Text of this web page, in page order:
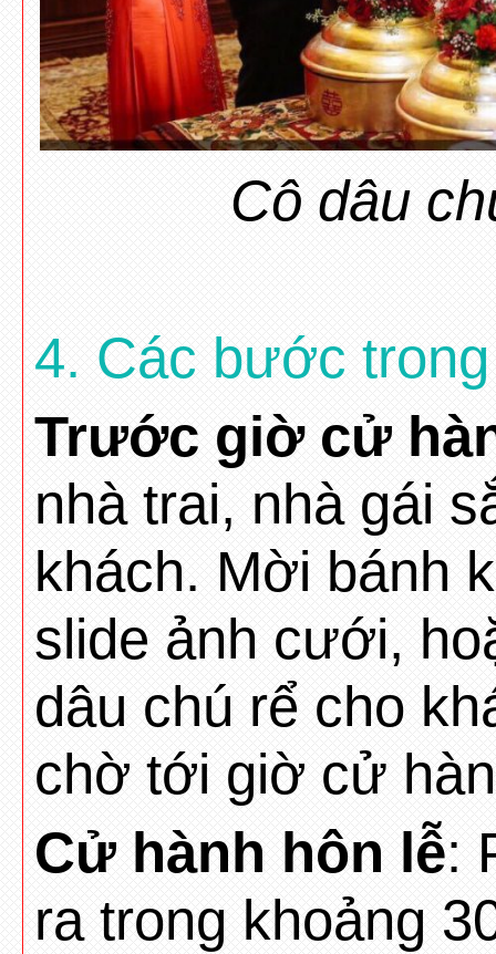
Cô dâu
4. Các bước
Trước giờ cử
nhà trai, nhà gái
khách. Mời bánh
slide ảnh cưới,
dâu chú rể cho
chờ tới giờ cử
Cử hành hôn lễ:
ra trong khoảng